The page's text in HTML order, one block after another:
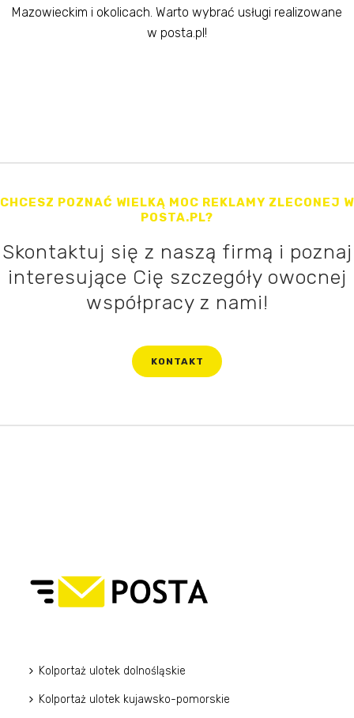
Mazowieckim i okolicach. Warto wybrać usługi realizowane
w posta.pl!
CHCESZ POZNAĆ WIELKĄ MOC REKLAMY ZLECONEJ W
POSTA.PL?
Skontaktuj się z naszą firmą i poznaj
interesujące Cię szczegóły owocnej
współpracy z nami!
KONTAKT
Kolportaż ulotek dolnośląskie
Kolportaż ulotek kujawsko-pomorskie